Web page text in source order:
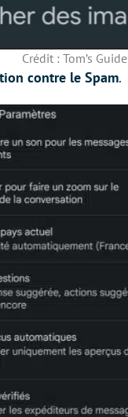
Crédit : Tom’s Guide
contre le Spam.